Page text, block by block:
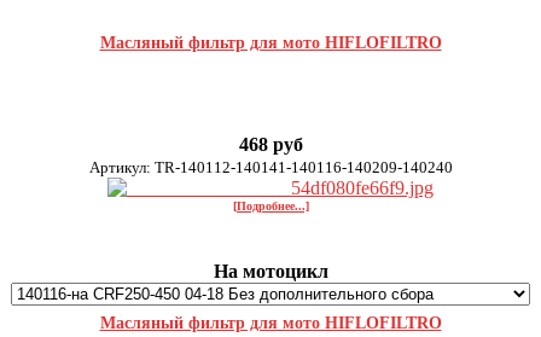
Масляный фильтр для мото HIFLOFILTRO
468 руб
Артикул: TR-140112-140141-140116-140209-140240
[Подробнее...]
На мотоцикл
Масляный фильтр для мото HIFLOFILTRO